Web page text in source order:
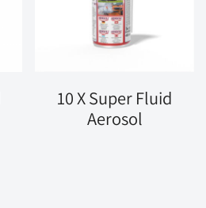
10 X Super Fluid
Aerosol